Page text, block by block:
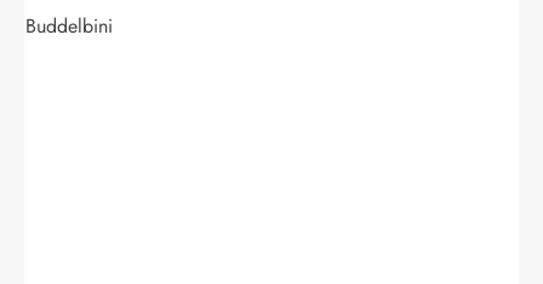
Buddelbini